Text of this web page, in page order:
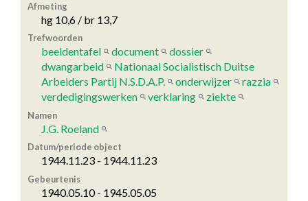
Afmeting
hg 10,6 / br 13,7
Trefwoorden
beeldentafel document
dossier
dwangarbeid
Nationaal Socialistisch Duitse
Arbeiders Partij N.S.D.A.P.
onderwijzer
razzia
verdedigingswerken
verklaring ziekte
Namen
J.G. Roeland
Datum/periode object
1944.11.23 - 1944.11.23
Gebeurtenis
1940.05.10 - 1945.05.05